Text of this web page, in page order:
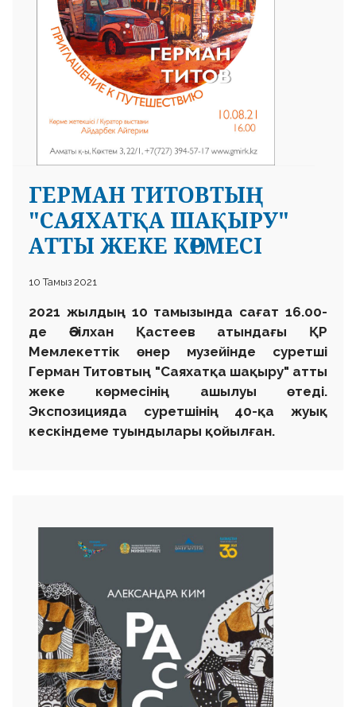
ГЕРМАН ТИТОВТЫҢ
"САЯХАТҚА ШАҚЫРУ"
АТТЫ ЖЕКЕ КӨРМЕСІ
10 Тамыз 2021
2021 жылдың 10 тамызында сағат 16.00-
де Әбілхан Қастеев атындағы ҚР
Мемлекеттік өнер музейінде суретші
Герман Титовтың "Саяхатқа шақыру" атты
жеке көрмесінің ашылуы өтеді.
Экспозицияда суретшінің 40-қа жуық
кескіндеме туындылары қойылған.